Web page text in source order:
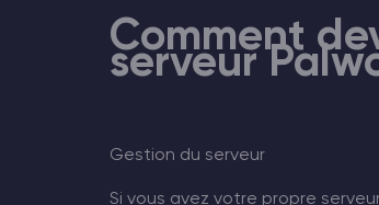
Comment
serveur
Gestion du serveur
Si vous avez votre propre